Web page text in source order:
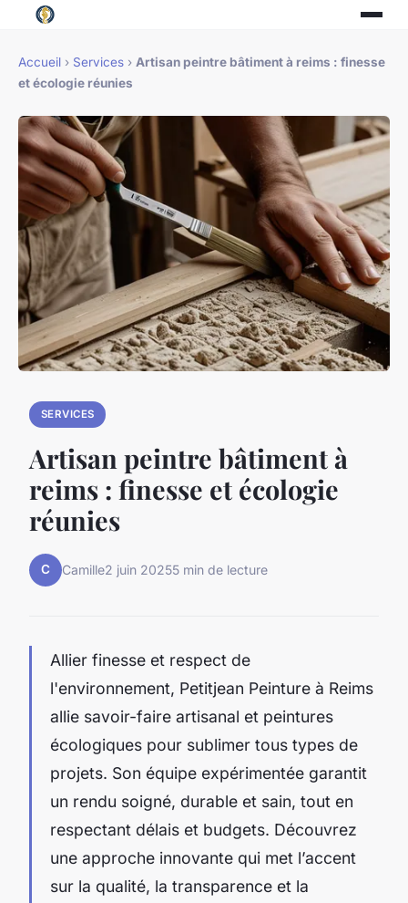
Accueil › Services › Artisan peintre bâtiment à reims : finesse
et écologie réunies
SERVICES
Artisan peintre bâtiment à
reims : finesse et écologie
réunies
C Camille2 juin 20255 min de lecture
Allier finesse et respect de
l'environnement, Petitjean Peinture à Reims
allie savoir-faire artisanal et peintures
écologiques pour sublimer tous types de
projets. Son équipe expérimentée garantit
un rendu soigné, durable et sain, tout en
respectant délais et budgets. Découvrez
une approche innovante qui met l’accent
sur la qualité, la transparence et la